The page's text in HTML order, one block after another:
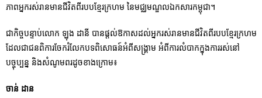
ភាពអ្នករស់រានមានជីវិតពីរបបខ្មែរក្រហម នៃមជ្ឈមណ្ឌលឯកសារកម្ពុជា។
ជាកិច្ចបន្ទាប់លោក ឡុង ដានី បានផ្តល់ឱកាសដល់អ្នករស់រានមានជីវិតពីរបបខ្មែរក្រហម
ដែលជាជនពិការចែករំលែកបទពិសោធន៍អំពីសង្រ្គាម អំពីការលំបាកក្នុងការរស់នៅ
បច្ចុប្បន្ន និងសំណូមពរដូចខាងក្រោម៖
ចាន់ ដាន